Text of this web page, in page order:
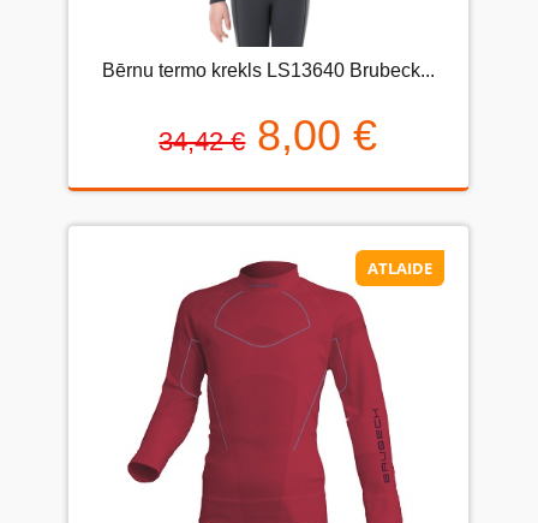
Bērnu termo krekls LS13640 Brubeck...
34,42 € 8,00 €
ATLAIDE